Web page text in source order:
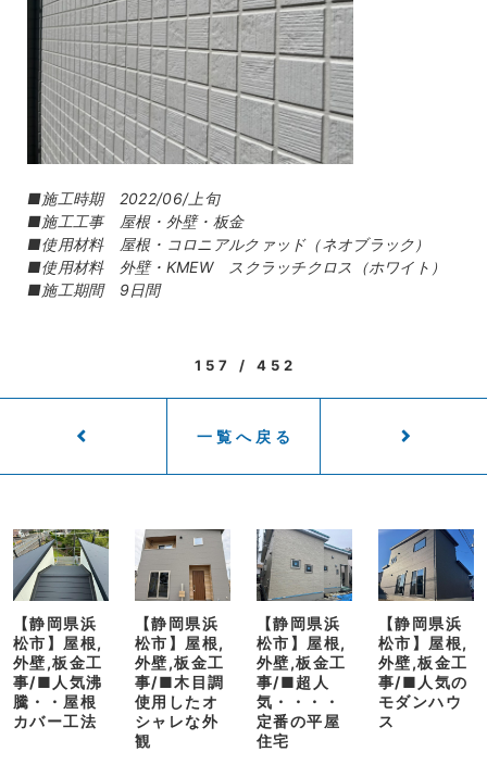
■施工時期 2022/06/上旬
■施工工事 屋根・外壁・板金
■使用材料 屋根・コロニアルクァッド（ネオブラック）
■使用材料 外壁・KMEW スクラッチクロス（ホワイト）
■施工期間 9日間
157 / 452
一覧へ戻る
【静岡県浜
松市】屋根,
外壁,板金工
事/■人気沸
騰・・屋根
カバー工法
【静岡県浜
松市】屋根,
外壁,板金工
事/■木目調
使用したオ
シャレな外
観
【静岡県浜
松市】屋根,
外壁,板金工
事/■超人
気・・・・
定番の平屋
住宅
【静岡県浜
松市】屋根,
外壁,板金工
事/■人気の
モダンハウ
ス